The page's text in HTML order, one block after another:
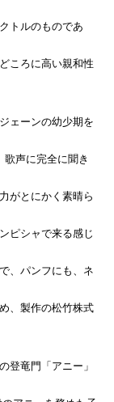
トルのものであ
ころに高い親和性
ェーンの幼少期を
声に完全に聞き
がとにかく素晴ら
ピシャで来る感じ
、パンフにも、ネ
、製作の松竹株式
登竜門「アニー」